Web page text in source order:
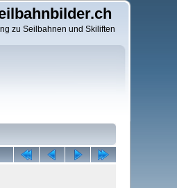
zu Seilbahnen und Skiliften